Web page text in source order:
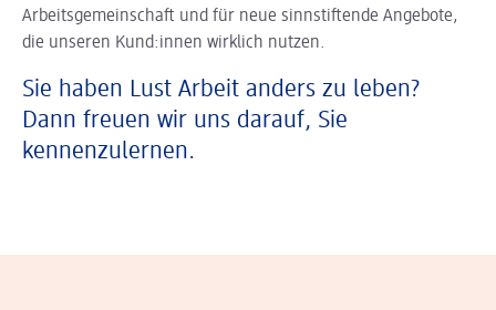
Arbeitsgemeinschaft und für neue sinnstiftende Angebote,
die unseren Kund:innen wirklich nutzen.
Sie haben Lust Arbeit anders zu leben?
Dann freuen wir uns darauf, Sie
kennenzulernen.